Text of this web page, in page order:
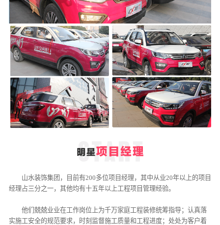
山水装饰集团，目前有200多位项目经理，其中从业20年以上的项目
经理占三分之一，其他均有十五年以上工程项目管理经验。
他们兢兢业业在工作岗位上为千万家庭工程装修统筹指导；认真落
实施工安全的规范要求，时刻监督施工质量和工程进度；处处为客户着